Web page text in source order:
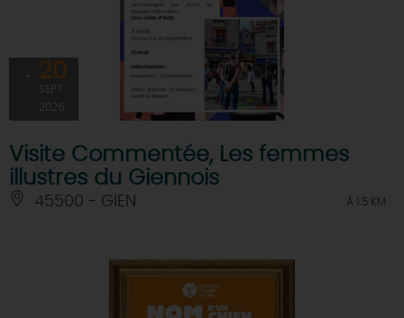
20
SEPT
2026
Visite Commentée, Les femmes
illustres du Giennois
45500 - GIEN À 1.5 KM